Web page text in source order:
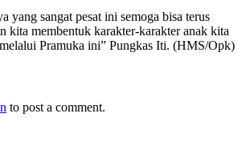
yang sangat pesat ini semoga bisa terus
kita membentuk karakter-karakter anak kita
Pramuka ini” Pungkas Iti. (HMS/Opk)
to post a comment.